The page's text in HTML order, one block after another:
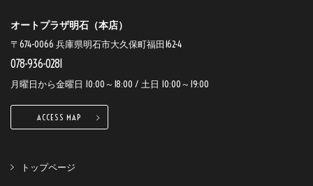
オートプラザ明石（本店）
〒674-0066 兵庫県明石市大久保町福田162-4
078-936-0281
月曜日から金曜日 10:00～18:00 / 土日 10:00～19:00
ACCESS MAP
トップページ